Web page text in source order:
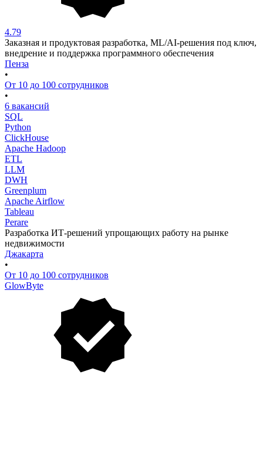
4.79
Заказная и продуктовая разработка, ML/AI-решения под ключ,
внедрение и поддержка программного обеспечения
Пенза
•
От 10 до 100 сотрудников
•
6 вакансий
SQL
Python
ClickHouse
Apache Hadoop
ETL
LLM
DWH
Greenplum
Apache Airflow
Tableau
Perare
Разработка ИТ-решений упрощающих работу на рынке
недвижимости
Джакарта
•
От 10 до 100 сотрудников
GlowByte